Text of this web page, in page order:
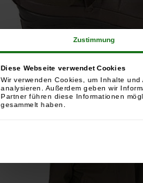
Zustimmung
Diese Webseite verwendet Cookies
Wir verwenden Cookies, um Inhalte
analysieren. Außerdem geben wir
Partner führen diese Informationen
gesammelt haben.